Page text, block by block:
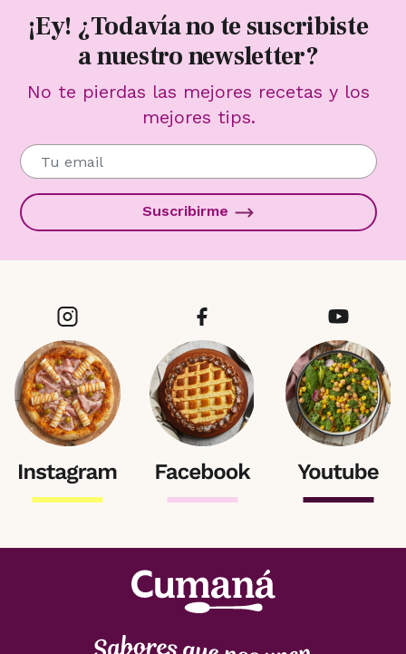
¡Ey! ¿Todavía no te suscribiste
a nuestro newsletter?
No te pierdas las mejores recetas y los
mejores tips.
Suscribirme